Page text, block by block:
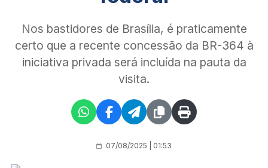
Nos bastidores de Brasília, é praticamente
certo que a recente concessão da BR-364 à
iniciativa privada será incluída na pauta da
visita.
07/08/2025 | 01:53